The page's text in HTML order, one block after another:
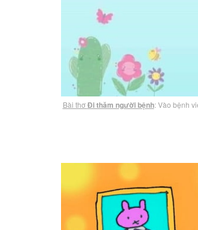
Bài thơĐi thăm người bệnh: Vào bệnh